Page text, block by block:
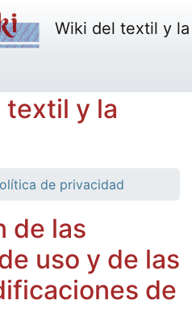
Wiki del textil y
de uso
textil y la
de privacidad
de las
uso y de las
de